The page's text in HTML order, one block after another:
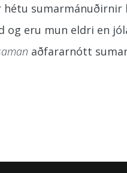
sumarmánuðirnir
og eru mun eldri en
aðfararnótt